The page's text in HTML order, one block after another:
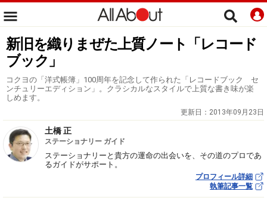
新旧を織りまぜた上質ノート「レコード
ブック」
コクヨの「洋式帳簿」100周年を記念して作られた「レコードブック セ
ンチュリーエディション」。クラシカルなスタイルで上質な書き味が楽
しめます。
更新日： 2013年09月23日
土橋 正
ステーショナリー ガイド
ステーショナリーと貴方の運命の出会いを、その道のプロであ
るガイドがサポート。
プロフィール詳細
執筆記事一覧